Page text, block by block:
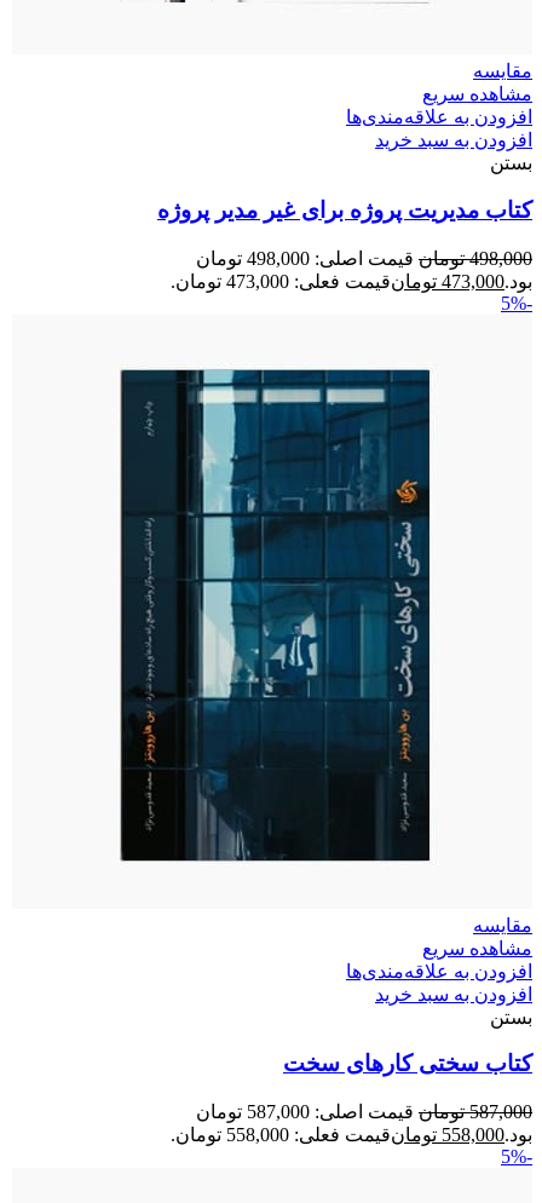
مقایسه
مشاهده سریع
افزودن به علاقه‌مندی‌ها
افزودن به سبد خرید
بستن
کتاب مدیریت پروژه برای غیر مدیر پروژه
498,000 تومان
قیمت اصلی: 498,000 تومان
بود.473,000 تومانقیمت فعلی: 473,000 تومان.
-5%
مقایسه
مشاهده سریع
افزودن به علاقه‌مندی‌ها
افزودن به سبد خرید
بستن
کتاب سختی کارهای سخت
587,000 تومان
قیمت اصلی: 587,000 تومان
بود.558,000 تومانقیمت فعلی: 558,000 تومان.
-5%